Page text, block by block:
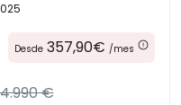
Desde 357,90€ /mes
€